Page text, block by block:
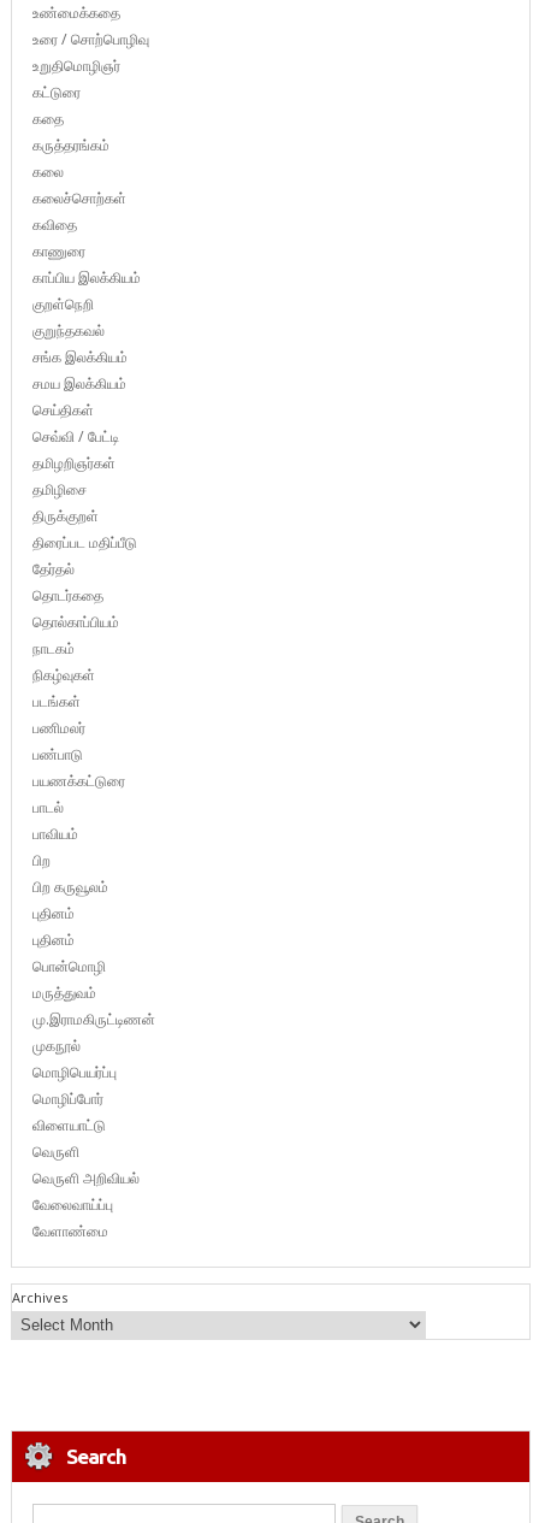
உண்மைக்கதை
உரை / சொற்பொழிவு
உறுதிமொழிஞர்
கட்டுரை
கதை
கருத்தரங்கம்
கலை
கலைச்சொற்கள்
கவிதை
காணுரை
காப்பிய இலக்கியம்
குறள்நெறி
குறுந்தகவல்
சங்க இலக்கியம்
சமய இலக்கியம்
செய்திகள்
செவ்வி / பேட்டி
தமிழறிஞர்கள்
தமிழிசை
திருக்குறள்
திரைப்பட மதிப்பீடு
தேர்தல்
தொடர்கதை
தொல்காப்பியம்
நாடகம்
நிகழ்வுகள்
படங்கள்
பணிமலர்
பண்பாடு
பயணக்கட்டுரை
பாடல்
பாவியம்
பிற
பிற கருவூலம்
புதினம்
புதினம்
பொன்மொழி
மருத்துவம்
மு.இராமகிருட்டிணன்
முகநூல்
மொழிபெயர்ப்பு
மொழிப்போர்
விளையாட்டு
வெருளி
வெருளி அறிவியல்
வேலைவாய்ப்பு
வேளாண்மை
Archives
Search